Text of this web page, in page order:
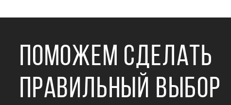
ПОМОЖЕМ СДЕЛАТЬ
ПРАВИЛЬНЫЙ ВЫБОР